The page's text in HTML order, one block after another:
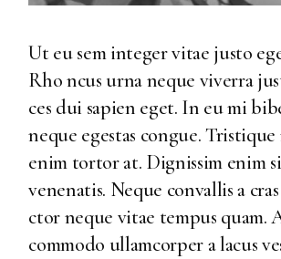
Ut eu sem integer vitae justo
Rho ncus urna neque viverra
ces dui sapien eget. In eu mi
neque egestas congue.
enim tortor at. Dignissim enim
venenatis. Neque convallis a
ctor neque vitae tempus quam.
commodo ullamcorper a lacus